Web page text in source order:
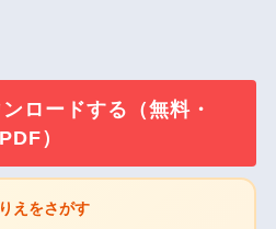
ロードする（無料・
PDF）
えをさがす